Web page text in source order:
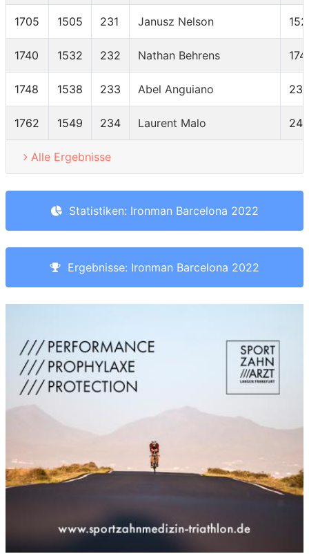
1705 1505 231 Janusz Nelson
1740 1532 232 Nathan Behrens
1748 1538 233 Abel Anguiano
1762 1549 234 Laurent Malo 242
Alle Ergebnisse
Statistiken: Ironman Barcelona 2022
Ergebnisse: Ironman Barcelona 2022